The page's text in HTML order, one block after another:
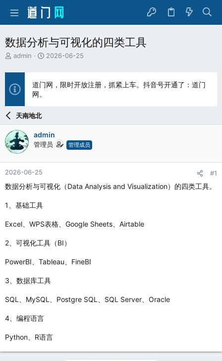
数据分析与可视化的四类工具
主
发
起
人
admin
开
间
2026-06-25
道门网，限时开放注册，抓紧上车。抖音号开通了：道门
网。
天南地北
admin
管理员 管理成员
2026-06-25 #1
数据分析与可视化（Data Analysis and Visualization）的四类工具。
1、基础工具
Excel、WPS表格、Google Sheets、Airtable
2、可视化工具（BI）
PowerBI、Tableau、FineBI
3、数据库工具
SQL、MySQL、Postgre SQL、SQL Server、Oracle
4、编程语言
Python、R语言